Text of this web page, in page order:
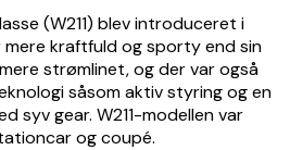
(W211) blev introduceret i
mere kraftfuld og sporty end sin
strømlinet, og der var også
såsom aktiv styring og en
syv gear. W211-modellen var
og coupé.